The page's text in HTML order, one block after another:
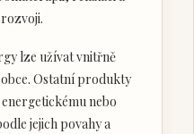
lze užívat vnitřně
Ostatní produkty
nebo
jejich povahy a